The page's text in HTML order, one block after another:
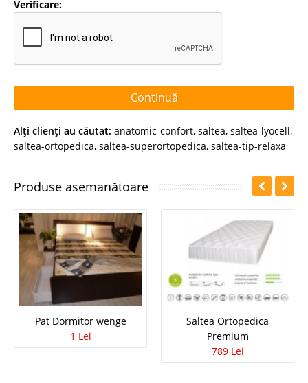
Verificare:
Continuă
Alţi clienţi au căutat: anatomic-confort, saltea, saltea-lyocell,
saltea-ortopedica, saltea-superortopedica, saltea-tip-relaxa
Produse asemanătoare
Pat Dormitor wenge
1 Lei
Saltea Ortopedica
Premium
789 Lei